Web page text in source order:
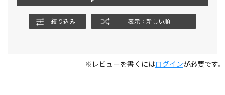
絞り込み 表示：新しい順
※レビューを書くにはログインが必要です。